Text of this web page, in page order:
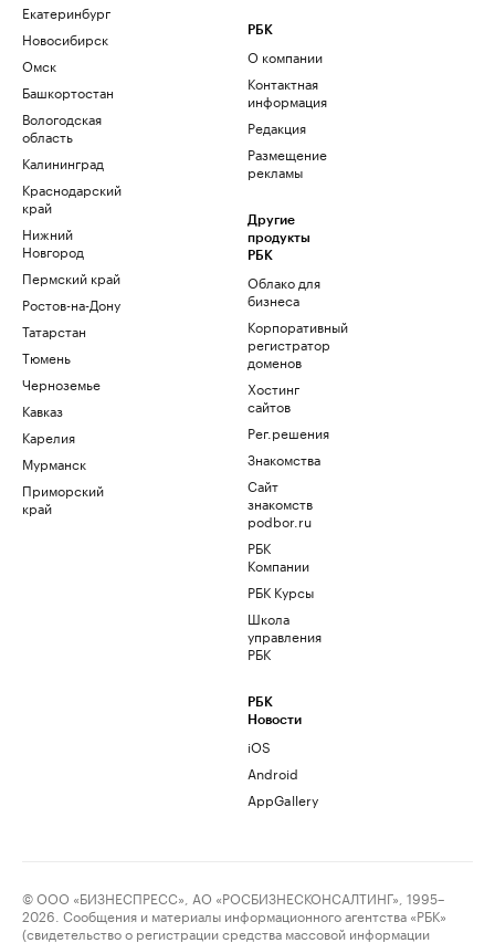
Екатеринбург
Новосибирск
Омск
Башкортостан
Вологодская
область
Калининград
Краснодарский
край
Нижний
Новгород
Пермский край
Ростов-на-Дону
Татарстан
Тюмень
Черноземье
Кавказ
Карелия
Мурманск
Приморский
край
РБК
О компании
Контактная
информация
Редакция
Размещение
рекламы
Другие
продукты
РБК
Облако для
бизнеса
Корпоративный
регистратор
доменов
Хостинг
сайтов
Рег.решения
Знакомства
Сайт
знакомств
podbor.ru
РБК
Компании
РБК Курсы
Школа
управления
РБК
РБК
Новости
iOS
Android
AppGallery
© ООО «БИЗНЕСПРЕСС», АО «РОСБИЗНЕСКОНСАЛТИНГ», 1995–
2026. Сообщения и материалы информационного агентства «РБК»
(свидетельство о регистрации средства массовой информации